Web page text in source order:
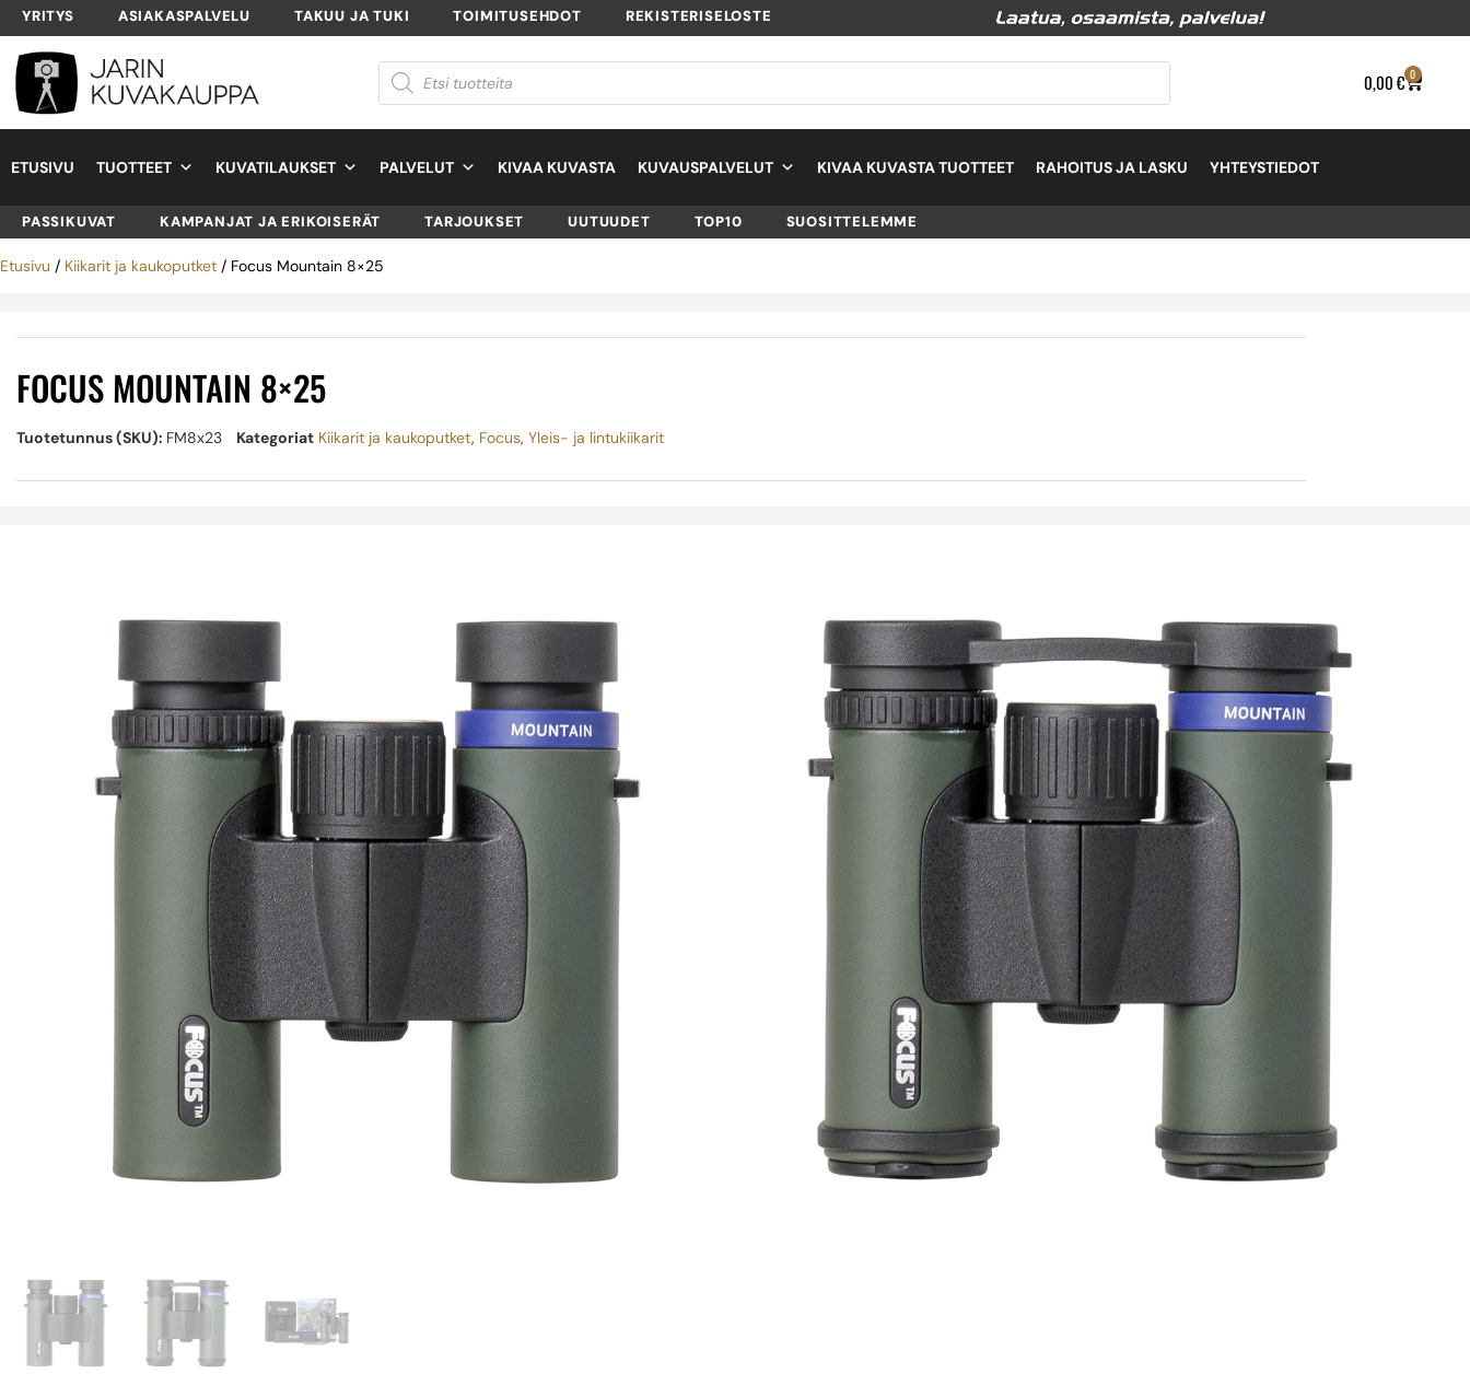
YRITYS ASIAKASPALVELU TAKUU JA TUKI TOIMITUSEHDOT REKISTERISELOSTE
0,00€ 0
ETUSIVU TUOTTEET KUVATILAUKSET PALVELUT KIVAA KUVASTA KUVAUSPALVELUT KIVAA KUVASTA TUOTTEET RAHOITUS JA LASKU YHTEYSTIEDOT
PASSIKUVAT KAMPANJAT JA ERIKOISERÄT TARJOUKSET UUTUUDET TOP10 SUOSITTELEMME
Etusivu / Kiikarit ja kaukoputket / Focus Mountain 8×25
FOCUS MOUNTAIN 8×25
Tuotetunnus (SKU): FM8x23 Kategoriat Kiikarit ja kaukoputket, Focus, Yleis- ja lintukiikarit
Loppuunmyyty
Focus Mountain on kevyt ja kestävä kiikari, jossa on erinomainen käsittely, nopea
tarkennus, hyvä näkökenttä ja terävä optiikka. Mountain 8×25 on mainio kumppani,
jonka voit ottaa mukaasi vaellukselle, jotta saat kaiken irti luontokokemuksestasi.
Oli kyseessä sitten vuoristovaellus tai sunnuntaikävely.